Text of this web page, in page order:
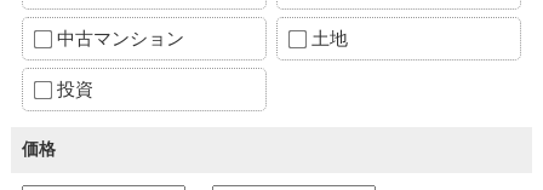
中古マンション 土地
投資
価格